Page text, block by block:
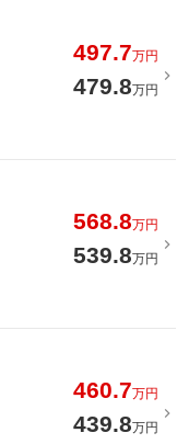
497.7万円
479.8万円
568.8万円
539.8万円
460.7万円
439.8万円